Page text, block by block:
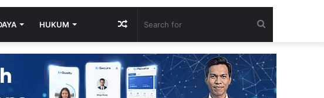
HUKUM
for
Random
Article